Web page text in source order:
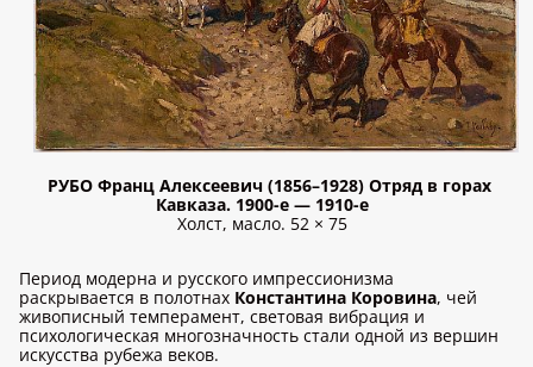
РУБО Франц Алексеевич (1856–1928) Отряд в горах
Кавказа. 1900-е — 1910-е
Холст, масло. 52 × 75
Период модерна и русского импрессионизма
раскрывается в полотнах Константина Коровина, чей
живописный темперамент, световая вибрация и
психологическая многозначность стали одной из вершин
искусства рубежа веков.